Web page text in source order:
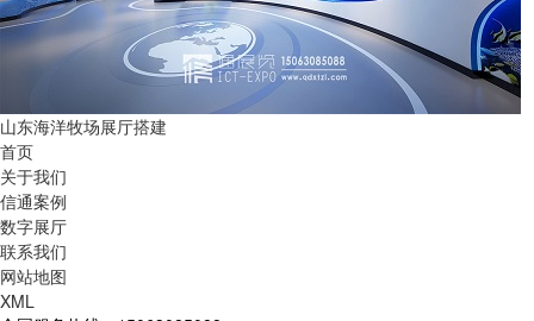
山东海洋牧场展厅搭建
首页
关于我们
信通案例
数字展厅
联系我们
网站地图
XML